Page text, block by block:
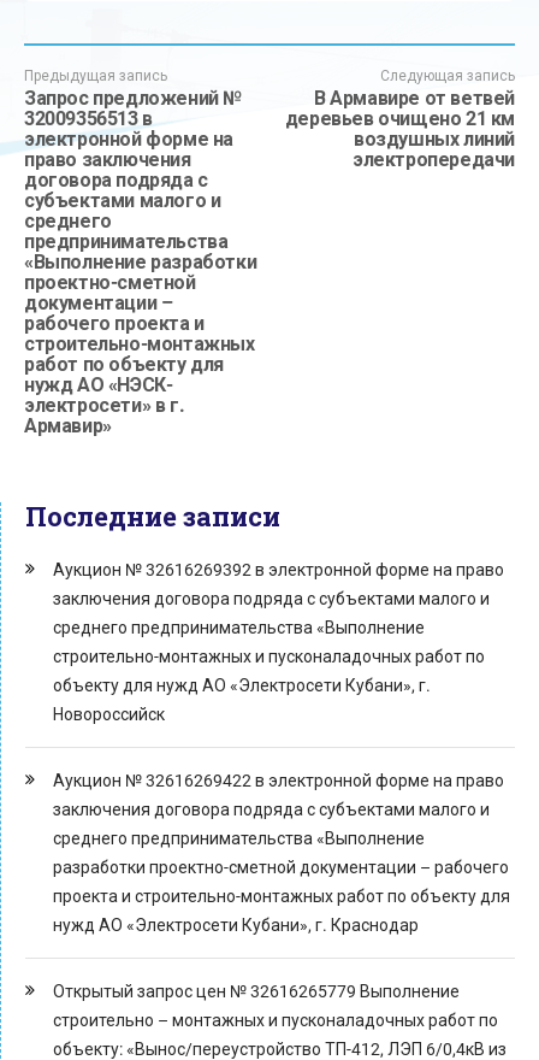
Предыдущая запись
Запрос предложений №
32009356513 в
электронной форме на
право заключения
договора подряда с
субъектами малого и
среднего
предпринимательства
«Выполнение разработки
проектно-сметной
документации –
рабочего проекта и
строительно-монтажных
работ по объекту для
нужд АО «НЭСК-
электросети» в г.
Армавир»
Следующая запись
В Армавире от ветвей
деревьев очищено 21 км
воздушных линий
электропередачи
Последние записи
Аукцион № 32616269392 в электронной форме на право
заключения договора подряда с субъектами малого и
среднего предпринимательства «Выполнение
строительно-монтажных и пусконаладочных работ по
объекту для нужд АО «Электросети Кубани», г.
Новороссийск
Аукцион № 32616269422 в электронной форме на право
заключения договора подряда с субъектами малого и
среднего предпринимательства «Выполнение
разработки проектно-сметной документации – рабочего
проекта и строительно-монтажных работ по объекту для
нужд АО «Электросети Кубани», г. Краснодар
Открытый запрос цен № 32616265779 Выполнение
строительно – монтажных и пусконаладочных работ по
объекту: «Вынос/переустройство ТП-412, ЛЭП 6/0,4кВ из